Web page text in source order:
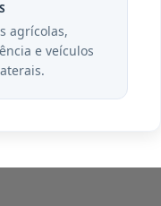
agrícolas,
e veículos